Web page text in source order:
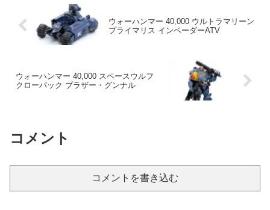
ウォーハンマー 40,000 ウルトラマリーン
プライマリス インベーダーATV
ウォーハンマー 40,000 スペースウルフ
クローパック ブラザー・グンナル
コメント
コメントを書き込む